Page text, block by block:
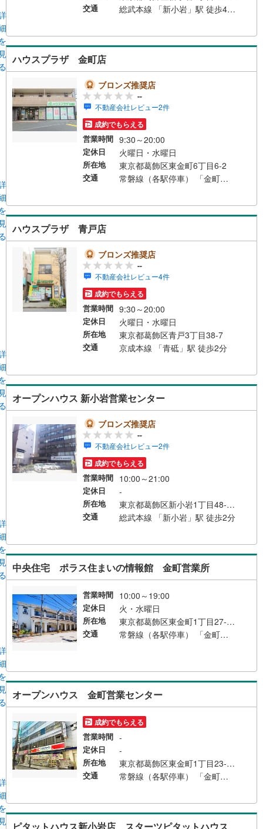
交通 総武本線 「新小岩」駅 徒歩4分 自動車:首都高速環状中央線「平井大橋出入口」15分※店舗隣接で「タイムズ」コインパーキングございます。 総武線 「新小岩」駅 徒歩4分
ハウスプラザ 金町店
ブロンズ推奨店
--
不動産会社レビュー2件
成約でもらえる
営業時間 9:30～20:00
定休日 火曜日・水曜日
所在地 東京都葛飾区東金町6丁目6-2
交通 常磐線（各駅停車） 「金町」駅 徒歩7分
ハウスプラザ 青戸店
ブロンズ推奨店
--
不動産会社レビュー4件
成約でもらえる
営業時間 9:30～20:00
定休日 火曜日・水曜日
所在地 東京都葛飾区青戸3丁目38-7
交通 京成本線 「青砥」駅 徒歩2分
オープンハウス 新小岩営業センター
ブロンズ推奨店
--
不動産会社レビュー2件
成約でもらえる
営業時間 10:00～21:00
定休日 -
所在地 東京都葛飾区新小岩1丁目48-14 第3デリカビル1階
交通 総武本線 「新小岩」駅 徒歩2分
中央住宅 ポラス住まいの情報館 金町営業所
営業時間 10:00～19:00
定休日 火・水曜日
所在地 東京都葛飾区東金町1丁目27-6 オランジェテラスI
交通 常磐線（各駅停車） 「金町」駅 徒歩4分
オープンハウス 金町営業センター
成約でもらえる
営業時間 -
定休日 -
所在地 東京都葛飾区東金町1丁目23-2 澁澤金町ビル2F
交通 常磐線（各駅停車） 「金町」駅 徒歩1分 北口より 京成金町線 「京成金町」駅 徒歩4分
ピタットハウス新小岩店 スターツピタットハウス